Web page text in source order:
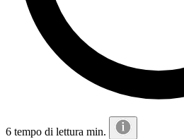
6 tempo di lettura min.